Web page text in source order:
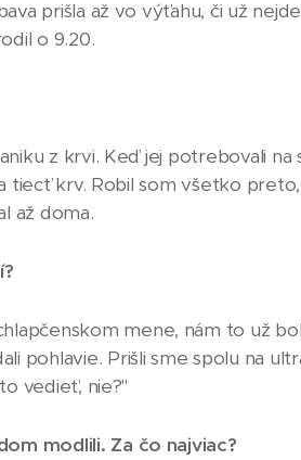
prišla až vo výťahu, či už
o 9.20.
z krvi. Keď jej potrebovali na
tiecť krv. Robil som všetko
až doma.
?
mene, nám to už
pohlavie. Prišli sme spolu na
vedieť, nie?"
modlili. Za čo najviac?